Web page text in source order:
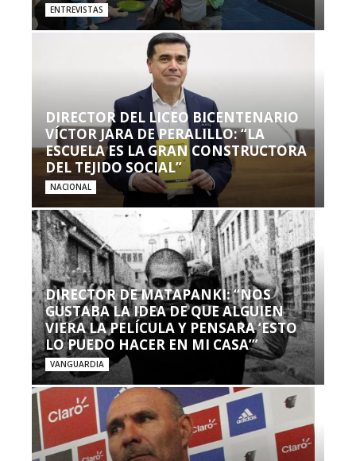
ENTREVISTAS
DIRECTOR DEL LICEO BICENTENARIO
VÍCTOR JARA DE PERALILLO: “LA
ESCUELA ES LA GRAN CONSTRUCTORA
DEL TEJIDO SOCIAL”
NACIONAL
DIRECTOR DE MATAPANKI: “NOS
GUSTABA LA IDEA DE QUE ALGUIEN
VIERA LA PELÍCULA Y PENSARA ‘ESTO
LO PUEDO HACER EN MI CASA’”
VANGUARDIA